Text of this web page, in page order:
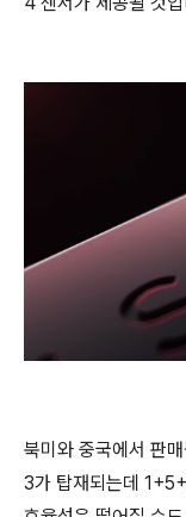
북미와 중국에서 판
3가 탑재되는데